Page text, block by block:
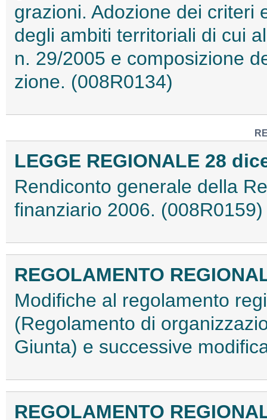
grazioni. Adozione dei criteri
degli ambiti territoriali di cui
n. 29/2005 e composizione
zione. (008R0134)
LEGGE REGIONALE 28
Rendiconto generale della
finanziario 2006. (008R0159)
REGOLAMENTO
Modifiche al regolamento
(Regolamento di
Giunta) e successive
REGOLAMENTO